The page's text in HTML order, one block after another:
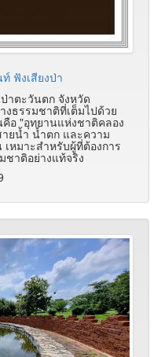
ฟังเสียงป่า
าตะวันตก จังหวัด
งธรรมชาติที่เต็มไปด้วย
อ "อุทยานแห่งชาติคลอง
ยน้ำ น้ำตก และความ
หมาะสำหรับผู้ที่ต้องการ
าติอย่างแท้จริง